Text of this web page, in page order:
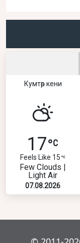
Кумтөр кени
17
Feels Like 15
Few Clouds |
Light Air
07.08.2026